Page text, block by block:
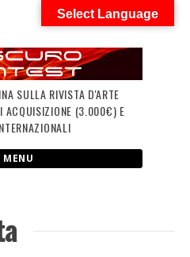
SULLA RIVISTA D'ARTE
ACQUISIZIONE (3.000€) E
MENU
Select Language